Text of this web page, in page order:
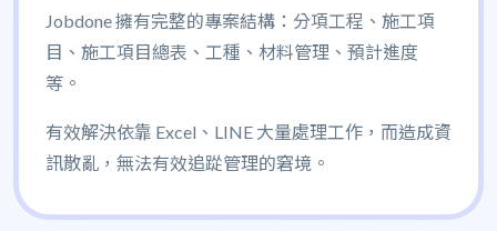
Jobdone 擁有完整的專案結構：分項工程、施工項
目、施工項目總表、工種、材料管理、預計進度
等。
有效解決依靠 Excel、LINE 大量處理工作，而造成資
訊散亂，無法有效追踨管理的窘境。